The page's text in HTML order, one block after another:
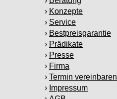
Konzepte
Service
Bestpreisgarantie
Prädikate
Presse
Firma
Termin vereinbaren
Impressum